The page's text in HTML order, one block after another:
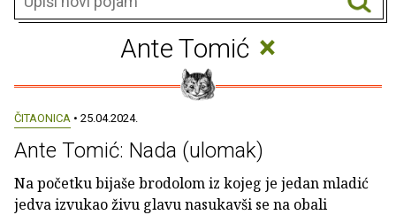
Ante Tomić ×
ČITAONICA • 25.04.2024.
Ante Tomić: Nada (ulomak)
Na početku bijaše brodolom iz kojeg je jedan mladić
jedva izvukao živu glavu nasukavši se na obali